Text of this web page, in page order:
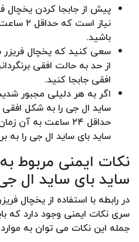
پیش از جابجا کردن یخچال
نیاز
باشید.
سعی کنید که یخچال فریزر
از حد به حالت افقی
افقی جابجا کنید.
اگر به هر دلیلی مجبور
ساید ال جی را به شکل افقی
حداقل ۲۴ ساعت به
ساید بای ساید ال جی را به
نکات ایمنی مربوط
ساید بای ساید ال
در رابطه با استفاده از یخچال
سری نکات ایمنی وجود دارد که
جمله این نکات می توان به موارد